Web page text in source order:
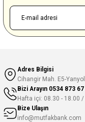
Adres Bilgisi
Cihangir Mah. E5-
Bizi Arayın 0534 873
Hafta içi: 08.30 - 18.00
Bize Ulaşın
info@mutfakbank.com